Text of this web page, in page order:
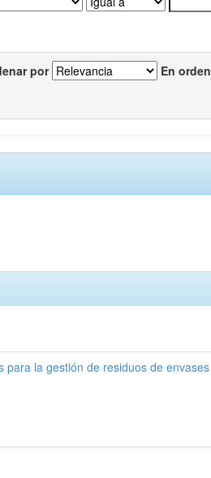
por En orden
para la gestión de residuos de envases